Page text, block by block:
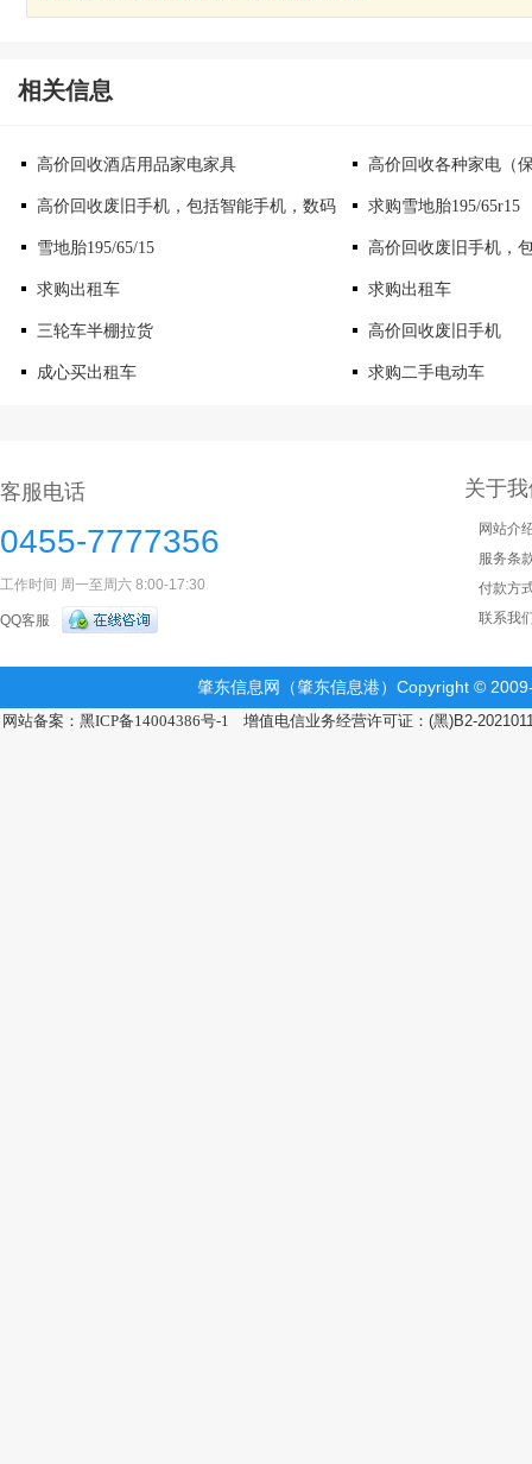
相关信息
高价回收酒店用品家电家具 高价回收各种家电（
高价回收废旧手机，包括智能手机，数码 求购雪地胎195/65r15
雪地胎195/65/15 高价回收废旧手机，
求购出租车 求购出租车
三轮车半棚拉货 高价回收废旧手机
成心买出租车 求购二手电动车
客服电话
0455-7777356
工作时间 周一至周六 8:00-17:30
QQ客服
关于
网站介
服务条
付款方
联系我
肇东信息网（肇东信息港）Copyright ©
网站备案：黑ICP备14004386号-1 增值电信业务经营许可证：(黑)B2-